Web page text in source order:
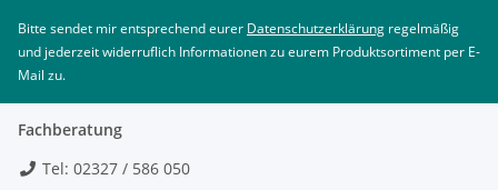
Bitte sendet mir entsprechend eurer Datenschutzerklärung regelmäßig
und jederzeit widerruflich Informationen zu eurem Produktsortiment per E-
Mail zu.
Fachberatung
Tel: 02327 / 586 050